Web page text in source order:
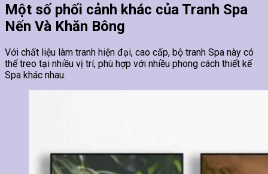
Một số phối cảnh khác của Tranh Spa
Nến Và Khăn Bông
Với chất liệu làm tranh hiện đại, cao cấp, bộ tranh Spa này có
thể treo tại nhiều vị trí, phù hợp với nhiều phong cách thiết kế
Spa khác nhau.